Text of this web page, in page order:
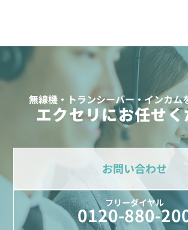
無線機・トランシーバー・インカム
エクセリにお任せく
お問い合わせ
フリーダイヤル
0120-880-